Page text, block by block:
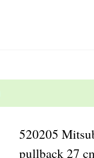
520205
pullback 27